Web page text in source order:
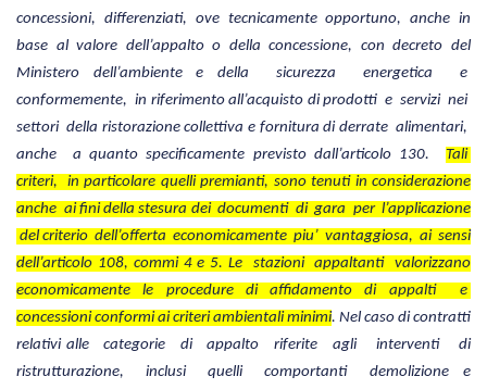
concessioni, differenziati, ove tecnicamente opportuno, anche in
base al valore dell’appalto o della concessione, con decreto del
Ministero dell’ambiente e della sicurezza energetica e
conformemente, in riferimento all’acquisto di prodotti e servizi nei
settori della ristorazione collettiva e fornitura di derrate alimentari,
anche a quanto specificamente previsto dall’articolo 130. Tali
criteri, in particolare quelli premianti, sono tenuti in considerazione
anche ai fini della stesura dei documenti di gara per l’applicazione
del criterio dell’offerta economicamente piu’ vantaggiosa, ai sensi
dell’articolo 108, commi 4 e 5. Le stazioni appaltanti valorizzano
economicamente le procedure di affidamento di appalti e
concessioni conformi ai criteri ambientali minimi. Nel caso di contratti
relativi alle categorie di appalto riferite agli interventi di
ristrutturazione, inclusi quelli comportanti demolizione e